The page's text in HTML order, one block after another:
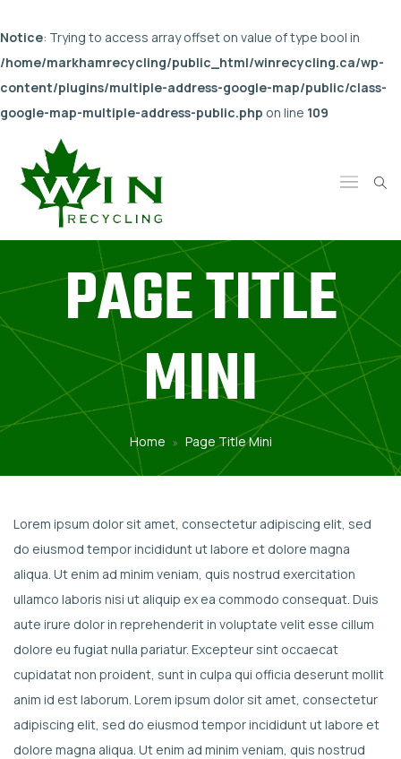
Notice: Trying to access array offset on value of type bool in
/home/markhamrecycling/public_html/winrecycling.ca/wp-
content/plugins/multiple-address-google-map/public/class-
google-map-multiple-address-public.php on line 109
PAGE TITLE
MINI
Home Page Title Mini
Lorem ipsum dolor sit amet, consectetur adipiscing elit, sed
do eiusmod tempor incididunt ut labore et dolore magna
aliqua. Ut enim ad minim veniam, quis nostrud exercitation
ullamco laboris nisi ut aliquip ex ea commodo consequat. Duis
aute irure dolor in reprehenderit in voluptate velit esse cillum
dolore eu fugiat nulla pariatur. Excepteur sint occaecat
cupidatat non proident, sunt in culpa qui officia deserunt mollit
anim id est laborum. Lorem ipsum dolor sit amet, consectetur
adipiscing elit, sed do eiusmod tempor incididunt ut labore et
dolore magna aliqua. Ut enim ad minim veniam, quis nostrud